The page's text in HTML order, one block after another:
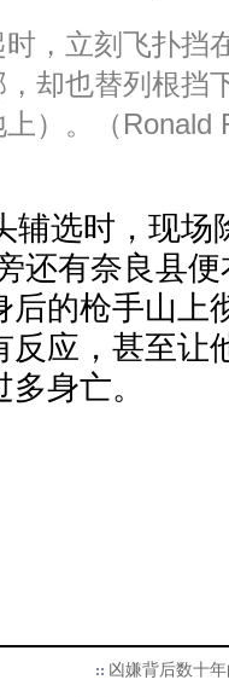
，立刻飞扑挡
却也替列根挡
）。（Ronald
辅选时，现场
还有奈良县
后的枪手山上
反应，甚至让
身亡。
凶嫌背后数十